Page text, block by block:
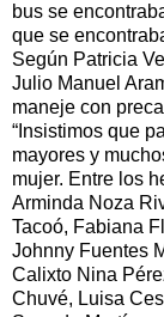
bus se
que se
Según Patricia
Julio Manuel
maneje con
“Insistimos que
mayores y
mujer. Entre los
Arminda Noza
Tacoó, Fabiana
Johnny Fuentes
Calixto Nina
Chuvé, Luisa